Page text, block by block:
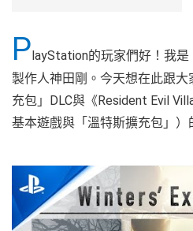
PlayStation的玩家們好！我是
製作人神田剛。今天想在此跟
充包」DLC與《Resident Evil
基本遊戲與「溫特斯擴充包」）